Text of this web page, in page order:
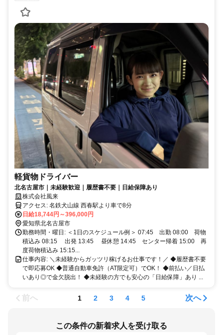
軽貨物ドライバー
北名古屋市｜未経験歓迎｜履歴書不要｜日給保障あり
株式会社風来
アクセス: 名鉄犬山線 西春駅より車で8分
日給18,744円～396,000円
愛知県北名古屋市
勤務時間・曜日: ＜1日のスケジュール例＞ 07:45 出勤 08:00 荷物
積込み 08:15 出発 13:45 昼休憩 14:45 センター帰着 15:00 再
度荷物積込み 15:15...
仕事内容: ＼未経験からガッツリ稼げるお仕事です！／ ◆履歴書不要
で即応募OK ◆普通自動車免許（AT限定可）でOK！ ◆前払い／日払
いあり◎で金欠脱出！ ◆未経験の方でも安心の「日給保障」あり ...
前へ 1 2 3 4 5 次へ
この条件の新着求人を受け取る